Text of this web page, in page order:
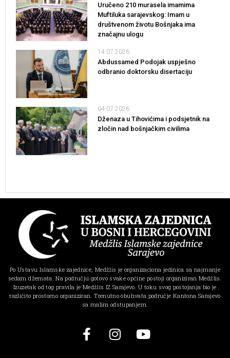
Uručeno 210 murasela imamima
Muftiluka sarajevskog: Imam u
društvenom životu Bošnjaka ima
značajnu ulogu
14.07.2026
Abdussamed Podojak uspješno
odbranio doktorsku disertaciju
04.07.2026
Dženaza u Tihovićima i podsjetnik na
zločin nad bošnjačkim civilima
Po Ustavu Islamske zajednice, Medžlis je organizaciona jedinica sa najmanje
sedam džemata. Na području gotovo svake općine postoji organiziran Medžlis.
Izuzetak od tog pravila je Medžlis IZ Sarajevo. U toku svog postojanja bio je
različito prostorno organiziran. Trenutno obuhvata područje Kantona Sarajevo
sa malim odstupanjem.